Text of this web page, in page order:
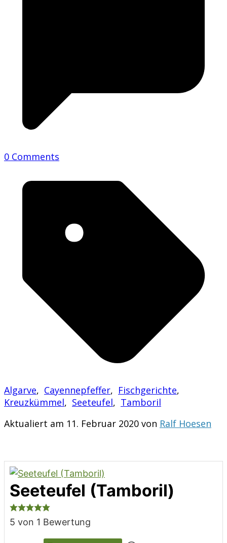
0 Comments
Algarve, Cayennepfeffer, Fischgerichte,
Kreuzkümmel, Seeteufel, Tamboril
Aktualiert am 11. Februar 2020 von Ralf Hoesen
Seeteufel (Tamboril)
5 von 1 Bewertung